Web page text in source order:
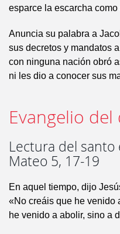
esparce la escarcha como
Anuncia su palabra a
sus decretos y mandatos
con ninguna nación obró
ni les dio a conocer sus
Evangelio del
Lectura del santo
Mateo 5, 17-19
En aquel tiempo, dijo
«No creáis que he venido
he venido a abolir, sino a